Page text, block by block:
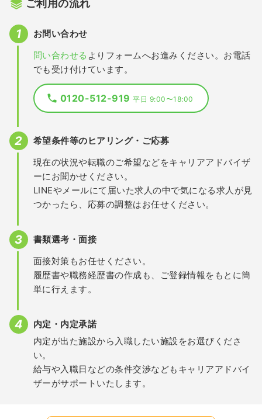
ご利用の流れ
お問い合わせ
問い合わせる よりフォームへお進みください。お電話
でも受け付けています。
0120-512-919平日 9:00〜18:00
希望条件等のヒアリング・ご応募
現在の状況や転職のご希望などをキャリアアドバイザ
ーにお聞かせください。
LINEやメールにて届いた求人の中で気になる求人が見
つかったら、応募の調整はお任せください。
書類選考・面接
面接対策もお任せください。
履歴書や職務経歴書の作成も、ご登録情報をもとに簡
単に行えます。
内定・内定承諾
内定が出た施設から入職したい施設をお選びくださ
い。
給与や入職日などの条件交渉などもキャリアアドバイ
ザーがサポートいたします。